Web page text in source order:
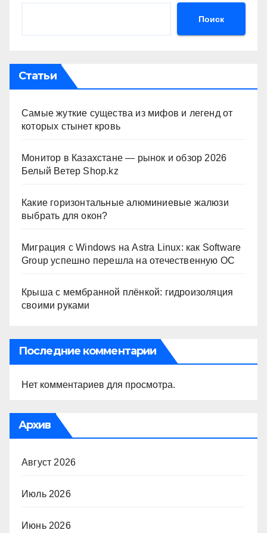
Поиск
Статьи
Самые жуткие существа из мифов и легенд от
которых стынет кровь
Монитор в Казахстане — рынок и обзор 2026
Белый Ветер Shop.kz
Какие горизонтальные алюминиевые жалюзи
выбрать для окон?
Миграция с Windows на Astra Linux: как Software
Group успешно перешла на отечественную ОС
Крыша с мембранной плёнкой: гидроизоляция
своими руками
Последние комментарии
Нет комментариев для просмотра.
Архив
Август 2026
Июль 2026
Июнь 2026